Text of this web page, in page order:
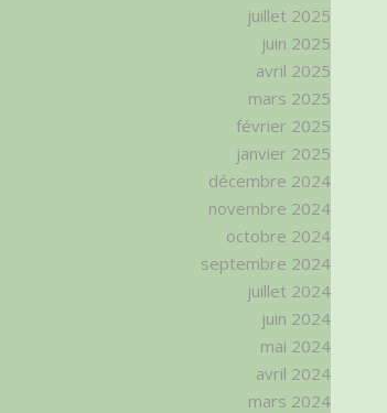
juillet 2025
juin 2025
avril 2025
mars 2025
février 2025
janvier 2025
décembre 2024
novembre 2024
octobre 2024
septembre 2024
juillet 2024
juin 2024
mai 2024
avril 2024
mars 2024